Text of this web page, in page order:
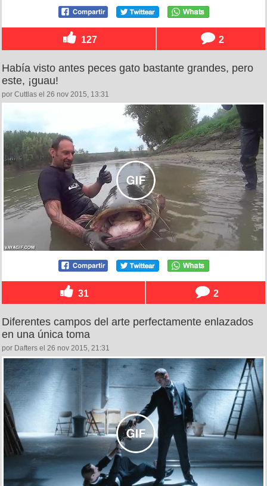
127 2
Había visto antes peces gato bastante grandes, pero
este, ¡guau!
por Cuttlas el 26 nov 2015, 13:31
31 2
Diferentes campos del arte perfectamente enlazados
en una única toma
por Dafters el 26 nov 2015, 21:31